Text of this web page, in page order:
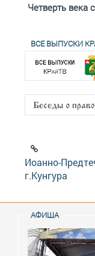
Четверть века
ВСЕ ВЫПУСКИ
Иоанно-
г.Кунгура
АФИША